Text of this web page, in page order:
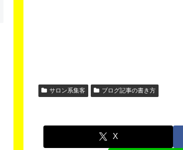
サロン系集客 ブログ記事の書き方
X